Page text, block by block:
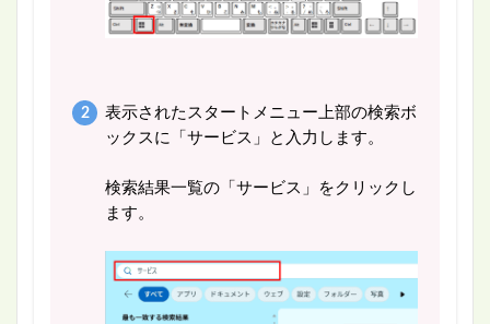
表示されたスタートメニュー上部の検索ボ
ックスに「サービス」と入力します。
検索結果一覧の「サービス」をクリックし
ます。